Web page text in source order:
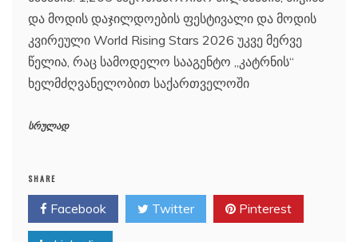
და მოდის დაჯილდოების ფესტივალი და მოდის
კვირეული World Rising Stars 2026 უკვე მერვე
წელია, რაც სამოდელო სააგენტო „კატრნის“
ხელმძღვანელობით საქართველოში
სრულად
SHARE
Facebook Twitter Pinterest